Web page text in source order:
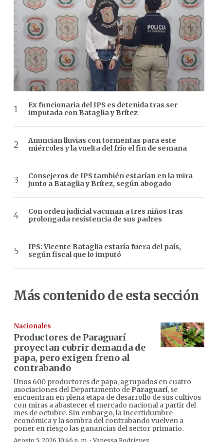
Ex funcionaria del IPS es detenida tras ser
imputada con Bataglia y Brítez
Anuncian lluvias con tormentas para este
miércoles y la vuelta del frío el fin de semana
Consejeros de IPS también estarían en la mira
junto a Bataglia y Brítez, según abogado
Con orden judicial vacunan a tres niños tras
prolongada resistencia de sus padres
IPS: Vicente Bataglia estaría fuera del país,
según fiscal que lo imputó
Más contenido de esta sección
Nacionales
Productores de Paraguarí
proyectan cubrir demanda de
papa, pero exigen freno al
contrabando
Unos 600 productores de papa, agrupados en cuatro
asociaciones del Departamento de Paraguarí, se
encuentran en plena etapa de desarrollo de sus cultivos
con miras a abastecer el mercado nacional a partir del
mes de octubre. Sin embargo, la incertidumbre
económica y la sombra del contrabando vuelven a
poner en riesgo las ganancias del sector primario.
Agosto 5, 2026 10:46 p. m. Vanessa Rodríguez